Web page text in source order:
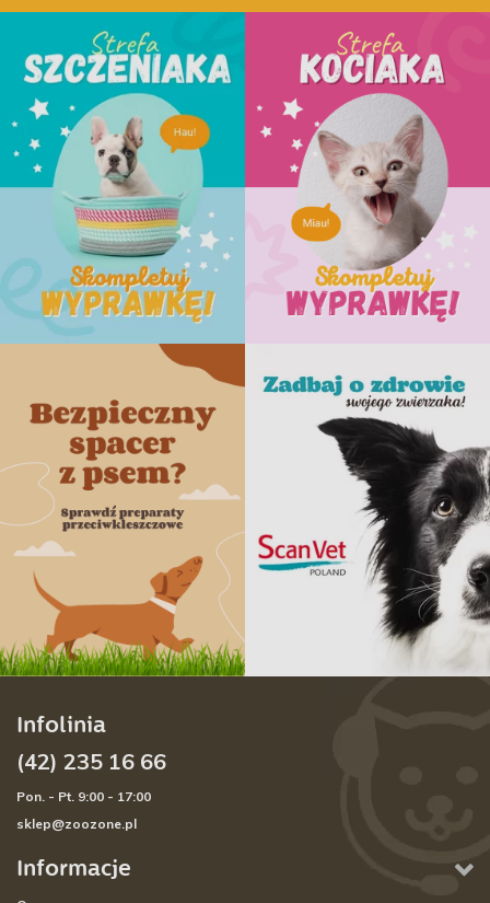
Informacje
Infolinia
(42) 235 16 66
Pon. - Pt. 9:00 - 17:00
sklep@zoozone.pl